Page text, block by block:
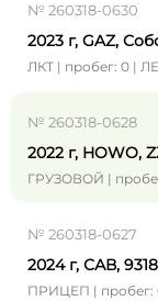
№ 260318-0630
2023 г, GAZ,
ЛКТ | пробег: 0 |
№ 260318-0628
2022 г, HOWO,
ГРУЗОВОЙ |
№ 260318-0627
2024 г, САВ,
ПРИЦЕП |